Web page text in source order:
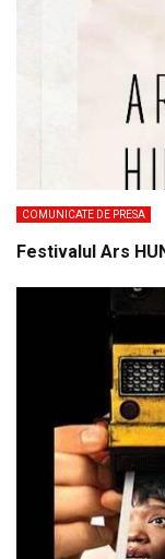
COMUNICATE DE PRESA
Festivalul Ars